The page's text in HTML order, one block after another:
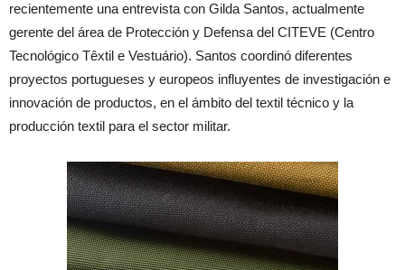
recientemente una entrevista con Gilda Santos, actualmente
gerente del área de Protección y Defensa del CITEVE (Centro
Tecnológico Têxtil e Vestuário). Santos coordinó diferentes
proyectos portugueses y europeos influyentes de investigación e
innovación de productos, en el ámbito del textil técnico y la
producción textil para el sector militar.